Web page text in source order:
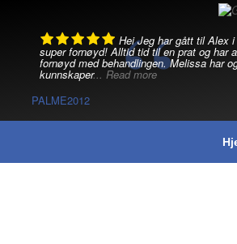
Hei Jeg har gått til Alex
super fornøyd! Alltid tid til en prat og har
fornøyd med behandlingen. Melissa har
kunnskaper... Read more
PALME2012